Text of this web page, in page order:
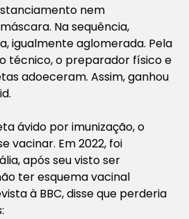
nem
Na sequência,
igualmente aglomerada. Pela
técnico, o preparador físico e
adoeceram. Assim, ganhou
ávido por imunização, o
vacinar. Em 2022, foi
após seu visto ser
ter esquema vacinal
à BBC, disse que perderia